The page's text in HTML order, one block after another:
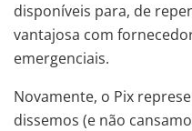
disponíveis para, de
vantajosa com
emergenciais.
Novamente, o Pix
dissemos (e não